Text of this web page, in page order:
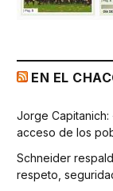
EN EL
Jorge
acceso de los
Schneider
respeto,